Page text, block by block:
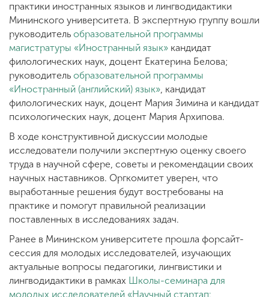
практики иностранных языков и лингводидактики
Мининского университета. В экспертную группу вошли
руководитель образовательной программы
магистратуры «Иностранный язык» кандидат
филологических наук, доцент Екатерина Белова;
руководитель образовательной программы
«Иностранный (английский) язык», кандидат
филологических наук, доцент Мария Зимина и кандидат
психологических наук, доцент Мария Архипова.
В ходе конструктивной дискуссии молодые
исследователи получили экспертную оценку своего
труда в научной сфере, советы и рекомендации своих
научных наставников. Оргкомитет уверен, что
выработанные решения будут востребованы на
практике и помогут правильной реализации
поставленных в исследованиях задач.
Ранее в Мининском университете прошла форсайт-
сессия для молодых исследователей, изучающих
актуальные вопросы педагогики, лингвистики и
лингводидактики в рамках Школы-семинара для
молодых исследователей «Научный стартап: